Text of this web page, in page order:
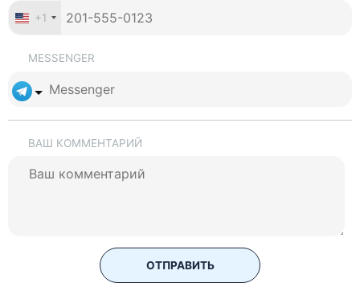
+1
MESSENGER
ВАШ КОММЕНТАРИЙ
ОТПРАВИТЬ